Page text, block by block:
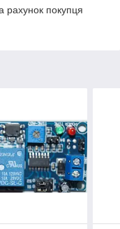
рахунок покупця